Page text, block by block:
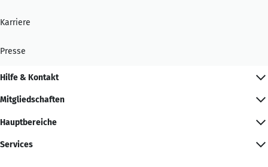
Karriere
Presse
Hilfe & Kontakt
Mitgliedschaften
Hauptbereiche
Services